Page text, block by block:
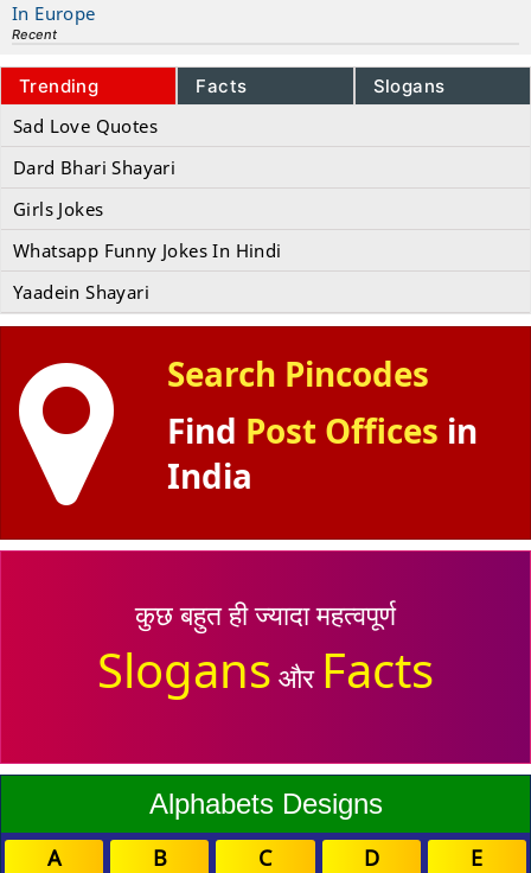
In Europe
Recent
Trending Facts Slogans
Sad Love Quotes
Dard Bhari Shayari
Girls Jokes
Whatsapp Funny Jokes In Hindi
Yaadein Shayari
Search Pincodes
Find Post Offices in
India
कुछ बहुत ही ज्यादा महत्वपूर्ण
Slogans और Facts
Alphabets Designs
A B C D
E